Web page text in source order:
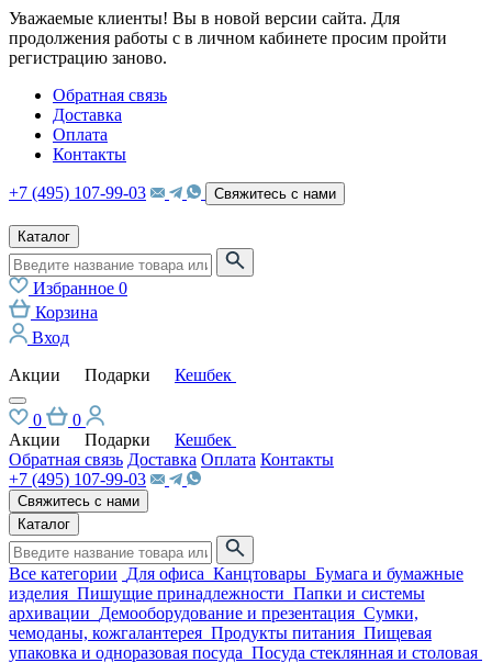
Уважаемые клиенты! Вы в новой версии сайта. Для
продолжения работы с в личном кабинете просим пройти
регистрацию заново.
Обратная связь
Доставка
Оплата
Контакты
+7 (495) 107-99-03 Свяжитесь с нами
Каталог
Избранное 0
Корзина
Вход
Акции
Подарки Кешбек
0
0
Акции
Подарки
Кешбек
Обратная связь Доставка Оплата Контакты
+7 (495) 107-99-03
Свяжитесь с нами
Каталог
Все категории Для офиса Канцтовары Бумага и бумажные
изделия Пишущие принадлежности Папки и системы
архивации Демооборудование и презентация Сумки,
чемоданы, кожгалантерея Продукты питания Пищевая
упаковка и одноразовая посуда Посуда стеклянная и столовая